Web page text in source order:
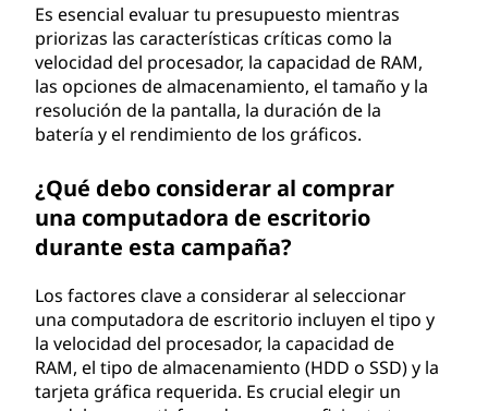
Es esencial evaluar tu presupuesto mientras
priorizas las características críticas como la
velocidad del procesador, la capacidad de RAM,
las opciones de almacenamiento, el tamaño y la
resolución de la pantalla, la duración de la
batería y el rendimiento de los gráficos.
¿Qué debo considerar al comprar
una computadora de escritorio
durante esta campaña?
Los factores clave a considerar al seleccionar
una computadora de escritorio incluyen el tipo y
la velocidad del procesador, la capacidad de
RAM, el tipo de almacenamiento (HDD o SSD) y la
tarjeta gráfica requerida. Es crucial elegir un